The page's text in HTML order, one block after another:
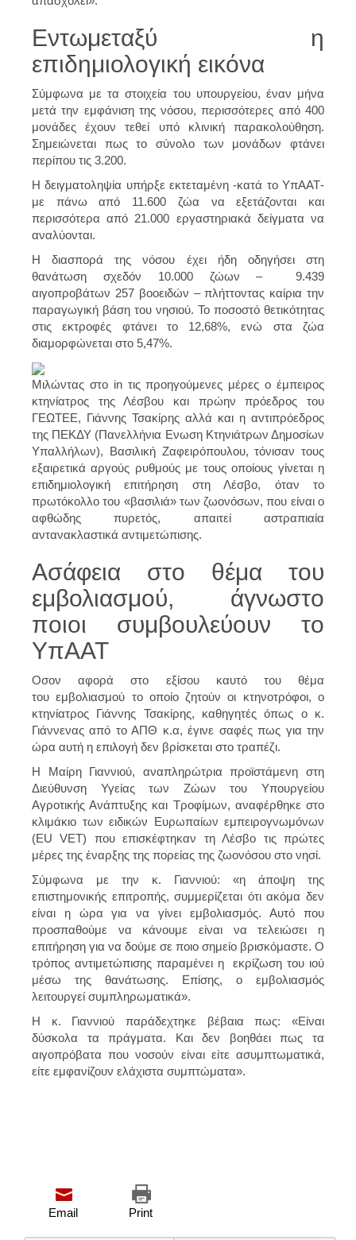
Εντωμεταξύ η
επιδημιολογική εικόνα
Σύμφωνα με τα στοιχεία του υπουργείου, έναν μήνα
μετά την εμφάνιση της νόσου, περισσότερες από 400
μονάδες έχουν τεθεί υπό κλινική παρακολούθηση.
Σημειώνεται πως το σύνολο των μονάδων φτάνει
περίπου τις 3.200.
Η δειγματοληψία υπήρξε εκτεταμένη -κατά το ΥπΑΑΤ-
με πάνω από 11.600 ζώα να εξετάζονται και
περισσότερα από 21.000 εργαστηριακά δείγματα να
αναλύονται.
Η διασπορά της νόσου έχει ήδη οδηγήσει στη
θανάτωση σχεδόν 10.000 ζώων – 9.439
αιγοπροβάτων 257 βοοειδών – πλήττοντας καίρια την
παραγωγική βάση του νησιού. Το ποσοστό θετικότητας
στις εκτροφές φτάνει το 12,68%, ενώ στα ζώα
διαμορφώνεται στο 5,47%.
Μιλώντας στο in τις προηγούμενες μέρες ο έμπειρος
κτηνίατρος της Λέσβου και πρώην πρόεδρος του
ΓΕΩΤΕΕ, Γιάννης Τσακίρης αλλά και η αντιπρόεδρος
της ΠΕΚΔΥ (Πανελλήνια Ενωση Κτηνιάτρων Δημοσίων
Υπαλλήλων), Βασιλική Ζαφειρόπουλου, τόνισαν τους
εξαιρετικά αργούς ρυθμούς με τους οποίους γίνεται η
επιδημιολογική επιτήρηση στη Λέσβο, όταν το
πρωτόκολλο του «βασιλιά» των ζωονόσων, που είναι ο
αφθώδης πυρετός, απαιτεί αστραπιαία
αντανακλαστικά αντιμετώπισης.
Ασάφεια στο θέμα του
εμβολιασμού, άγνωστο
ποιοι συμβουλεύουν το
ΥπΑΑΤ
Οσον αφορά στο εξίσου καυτό του θέμα
του εμβολιασμού το οποίο ζητούν οι κτηνοτρόφοι, ο
κτηνίατρος Γιάννης Τσακίρης, καθηγητές όπως ο κ.
Γιάννενας από το ΑΠΘ κ.α, έγινε σαφές πως για την
ώρα αυτή η επιλογή δεν βρίσκεται στο τραπέζι.
Η Μαίρη Γιαννιού, αναπληρώτρια προϊστάμενη στη
Διεύθυνση Υγείας των Ζώων του Υπουργείου
Αγροτικής Ανάπτυξης και Τροφίμων, αναφέρθηκε στο
κλιμάκιο των ειδικών Ευρωπαίων εμπειρογνωμόνων
(EU VET) που επισκέφτηκαν τη Λέσβο τις πρώτες
μέρες της έναρξης της πορείας της ζωονόσου στο νησί.
Σύμφωνα με την κ. Γιαννιού: «η άποψη της
επιστημονικής επιτροπής, συμμερίζεται ότι ακόμα δεν
είναι η ώρα για να γίνει εμβολιασμός. Aυτό που
προσπαθούμε να κάνουμε είναι να τελειώσει η
επιτήρηση για να δούμε σε ποιο σημείο βρισκόμαστε. Ο
τρόπος αντιμετώπισης παραμένει η εκρίζωση του ιού
μέσω της θανάτωσης. Επίσης, ο εμβολιασμός
λειτουργεί συμπληρωματικά».
Η κ. Γιαννιού παράδεχτηκε βέβαια πως: «Είναι
δύσκολα τα πράγματα. Και δεν βοηθάει πως τα
αιγοπρόβατα που νοσούν είναι είτε ασυμπτωματικά,
είτε εμφανίζουν ελάχιστα συμπτώματα».
Print
Email